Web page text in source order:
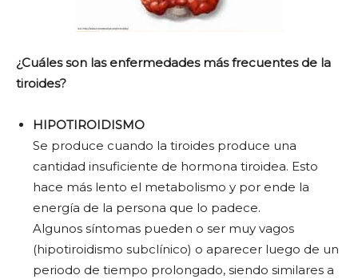
¿Cuáles son las enfermedades más frecuentes de la
tiroides?
HIPOTIROIDISMO
Se produce cuando la tiroides produce una
cantidad insuficiente de hormona tiroidea. Esto
hace más lento el metabolismo y por ende la
energía de la persona que lo padece.
Algunos síntomas pueden o ser muy vagos
(hipotiroidismo subclínico) o aparecer luego de un
periodo de tiempo prolongado, siendo similares a